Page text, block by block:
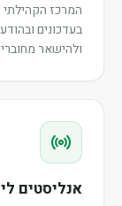
המרכז
בעדכונים
ולהישאר
אנליסטים